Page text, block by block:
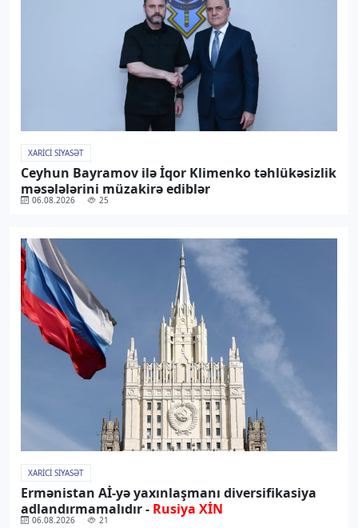
XARICI SIYASƏT
Ceyhun Bayramov ilə İqor Klimenko təhlükəsizlik
məsələlərini müzakirə ediblər
06.08.2026 25
XARICI SIYASƏT
Ermənistan Aİ-yə yaxınlaşmanı diversifikasiya
adlandırmamalıdır - Rusiya XİN
06.08.2026 21